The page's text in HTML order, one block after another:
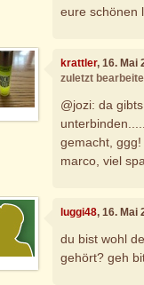
eure schönen
krattler, 16. Mai
zuletzt
@jozi: da
gemacht, ggg!
marco, viel
luggi48, 16. Mai
du bist wohl
gehört? geh